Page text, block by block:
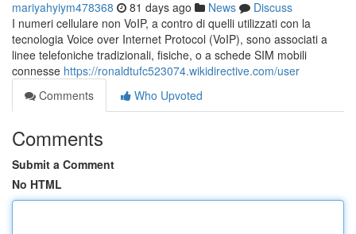
mariyahyiym478368 81 days ago News
Discuss
I numeri cellulare non VoIP, a contro di quelli utilizzati con la
tecnologia Voice over Internet Protocol (VoIP), sono associati a
linee telefoniche tradizionali, fisiche, o a schede SIM mobili
connesse https://ronaldtufc523074.wikidirective.com/user
Comments
Who Upvoted
Comments
Submit a Comment
No HTML